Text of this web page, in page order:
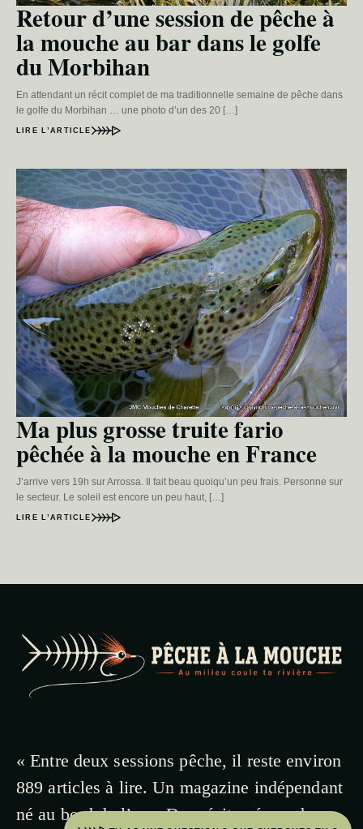
Retour d’une session de pêche à
la mouche au bar dans le golfe
du Morbihan
En attendant un récit complet de ma traditionnelle semaine de pêche dans
le golfe du Morbihan … une photo d’un des 20 […]
LIRE L’ARTICLE
Ma plus grosse truite fario
pêchée à la mouche en France
J’arrive vers 19h sur Arrossa. Il fait beau quoiqu’un peu frais. Personne sur
le secteur. Le soleil est encore un peu haut, […]
LIRE L’ARTICLE
« Entre deux sessions pêche, il reste environ
889 articles à lire. Un magazine indépendant
né au bord de l’eau. Des récits vécus, des